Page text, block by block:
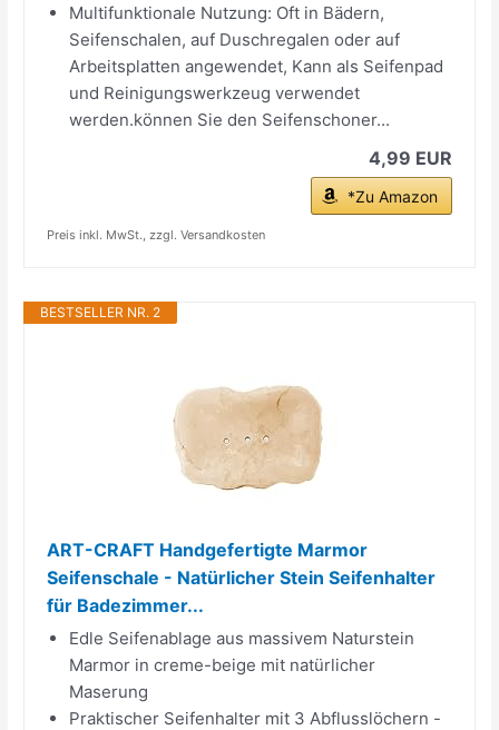
Multifunktionale Nutzung: Oft in Bädern,
Seifenschalen, auf Duschregalen oder auf
Arbeitsplatten angewendet, Kann als Seifenpad
und Reinigungswerkzeug verwendet
werden.können Sie den Seifenschoner...
4,99 EUR
*Zu Amazon
Preis inkl. MwSt., zzgl. Versandkosten
BESTSELLER NR. 2
ART-CRAFT Handgefertigte Marmor
Seifenschale - Natürlicher Stein Seifenhalter
für Badezimmer...
Edle Seifenablage aus massivem Naturstein
Marmor in creme-beige mit natürlicher
Maserung
Praktischer Seifenhalter mit 3 Abflusslöchern -